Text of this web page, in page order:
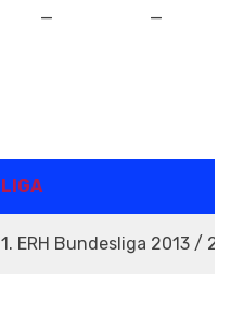
— —
LIGA
1. ERH Bundesliga 2013 /